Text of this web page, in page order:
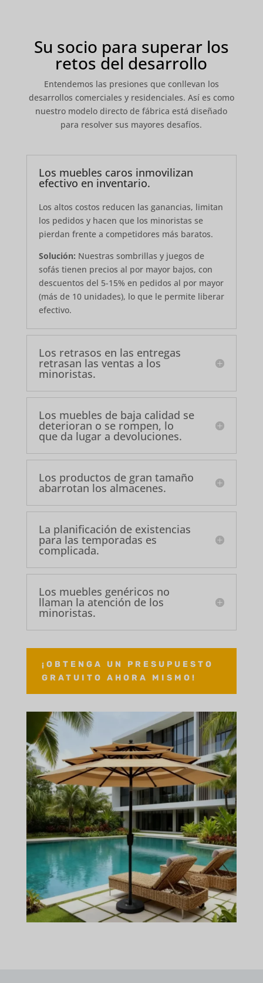
Su socio para superar los
retos del desarrollo
Entendemos las presiones que conllevan los
desarrollos comerciales y residenciales. Así es como
nuestro modelo directo de fábrica está diseñado
para resolver sus mayores desafíos.
Los muebles caros inmovilizan
efectivo en inventario.
Los altos costos reducen las ganancias, limitan
los pedidos y hacen que los minoristas se
pierdan frente a competidores más baratos.
Solución: Nuestras sombrillas y juegos de
sofás tienen precios al por mayor bajos, con
descuentos del 5-15% en pedidos al por mayor
(más de 10 unidades), lo que le permite liberar
efectivo.
Los retrasos en las entregas
retrasan las ventas a los
minoristas.
Los muebles de baja calidad se
deterioran o se rompen, lo
que da lugar a devoluciones.
Los productos de gran tamaño
abarrotan los almacenes.
La planificación de existencias
para las temporadas es
complicada.
Los muebles genéricos no
llaman la atención de los
minoristas.
¡OBTENGA UN PRESUPUESTO
GRATUITO AHORA MISMO!